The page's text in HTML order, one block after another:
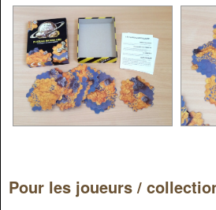
Pour les joueurs /